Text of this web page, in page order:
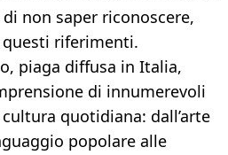
non saper riconoscere,
questi riferimenti.
piaga diffusa in Italia,
di innumerevoli
quotidiana: dall’arte
popolare alle